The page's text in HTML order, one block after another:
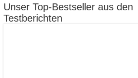
Unser Top-Bestseller aus den
Testberichten